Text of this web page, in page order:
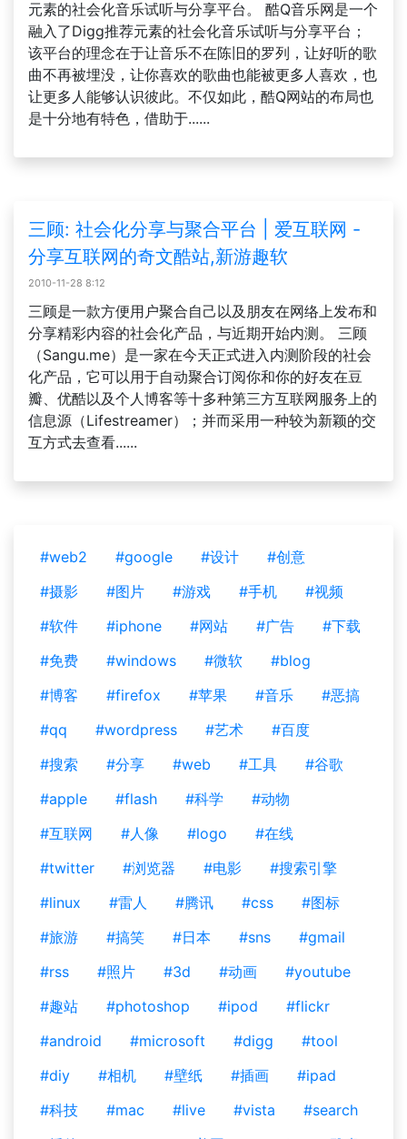
元素的社会化音乐试听与分享平台。 酷Q音乐网是一个
融入了Digg推荐元素的社会化音乐试听与分享平台；
该平台的理念在于让音乐不在陈旧的罗列，让好听的歌
曲不再被埋没，让你喜欢的歌曲也能被更多人喜欢，也
让更多人能够认识彼此。不仅如此，酷Q网站的布局也
是十分地有特色，借助于......
三顾: 社会化分享与聚合平台 | 爱互联网 -
分享互联网的奇文酷站,新游趣软
2010-11-28 8:12
三顾是一款方便用户聚合自己以及朋友在网络上发布和
分享精彩内容的社会化产品，与近期开始内测。 三顾
（Sangu.me）是一家在今天正式进入内测阶段的社会
化产品，它可以用于自动聚合订阅你和你的好友在豆
瓣、优酷以及个人博客等十多种第三方互联网服务上的
信息源（Lifestreamer）；并而采用一种较为新颖的交
互方式去查看......
#web2 #google #设计
#创意
#摄影
#图片 #游戏 #手机
#视频
#软件
#iphone #网站 #广告
#下载
#免费
#windows #微软
#blog
#博客
#firefox #苹果 #音乐
#恶搞
#qq
#wordpress #艺术
#百度
#搜索
#分享 #web #工具
#谷歌
#apple
#flash #科学
#动物
#互联网
#人像 #logo
#在线
#twitter
#浏览器 #电影
#搜索引擎
#linux
#雷人 #腾讯 #css
#图标
#旅游
#搞笑 #日本 #sns
#gmail
#rss
#照片 #3d #动画
#youtube
#趣站
#photoshop #ipod
#flickr
#android
#microsoft #digg
#tool
#diy
#相机 #壁纸 #插画
#ipad
#科技
#mac #live #vista
#search